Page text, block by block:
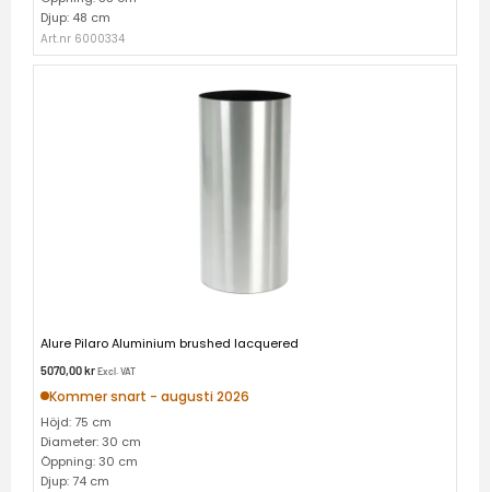
Djup: 48 cm
Art.nr 6000334
Alure Pilaro Aluminium brushed lacquered
5070,00krExcl. VAT
Kommer snart - augusti 2026
Höjd: 75 cm
Diameter: 30 cm
Öppning: 30 cm
Djup: 74 cm